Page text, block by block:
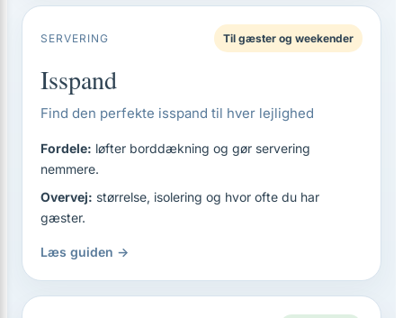
SERVERING Til gæster og weekender
Isspand
Find den perfekte isspand til hver lejlighed
Fordele: løfter borddækning og gør servering
nemmere.
Overvej: størrelse, isolering og hvor ofte du har
gæster.
Læs guiden →